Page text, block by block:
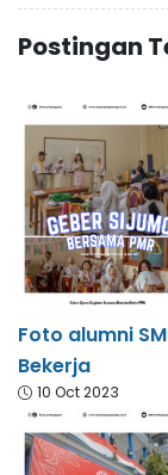
Postingan
Foto alumni
Bekerja
10 Oct 2023